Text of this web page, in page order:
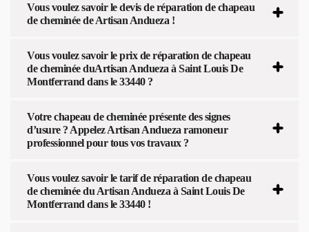
Vous voulez savoir le devis de réparation de chapeau
de cheminée de Artisan Andueza !
Vous voulez savoir le prix de réparation de chapeau
de cheminée duArtisan Andueza à Saint Louis De
Montferrand dans le 33440 ?
Votre chapeau de cheminée présente des signes
d’usure ? Appelez Artisan Andueza ramoneur
professionnel pour tous vos travaux ?
Vous voulez savoir le tarif de réparation de chapeau
de cheminée du Artisan Andueza à Saint Louis De
Montferrand dans le 33440 !